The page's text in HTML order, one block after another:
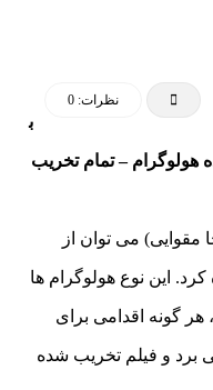
نظرات: 0
ب
– تمام تخریب
مقوایی) می توان از
کرد. این نوع هولوگرام ها
گونه اقدامی برای
برد و فیلم تخریب شده